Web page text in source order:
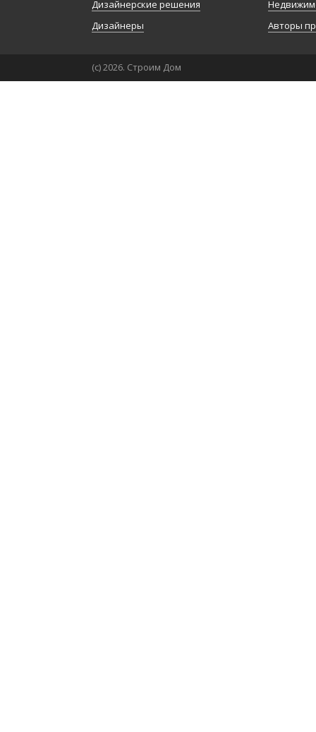
Дизайнерские решения
Дизайнеры
Авторы
(с) 2026. Строим Дом